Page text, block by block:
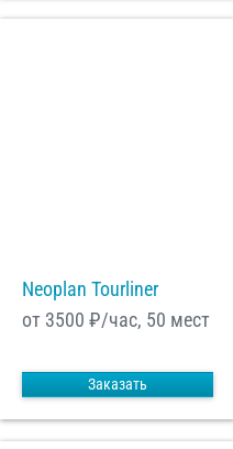
Neoplan Tourliner
от 3500 ₽/час, 50 мест
Заказать